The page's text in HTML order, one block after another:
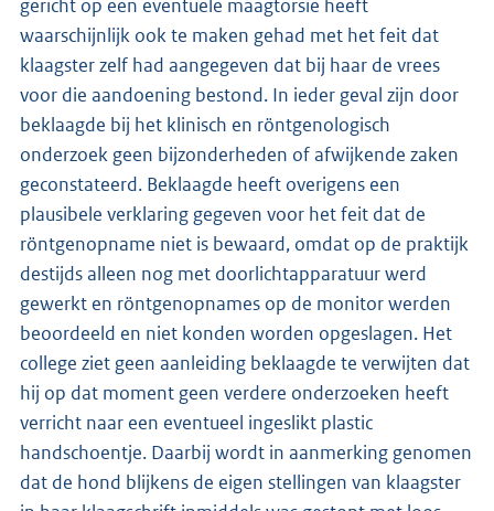
gericht op een eventuele maagtorsie heeft
waarschijnlijk ook te maken gehad met het feit dat
klaagster zelf had aangegeven dat bij haar de vrees
voor die aandoening bestond. In ieder geval zijn door
beklaagde bij het klinisch en röntgenologisch
onderzoek geen bijzonderheden of afwijkende zaken
geconstateerd. Beklaagde heeft overigens een
plausibele verklaring gegeven voor het feit dat de
röntgenopname niet is bewaard, omdat op de praktijk
destijds alleen nog met doorlichtapparatuur werd
gewerkt en röntgenopnames op de monitor werden
beoordeeld en niet konden worden opgeslagen. Het
college ziet geen aanleiding beklaagde te verwijten dat
hij op dat moment geen verdere onderzoeken heeft
verricht naar een eventueel ingeslikt plastic
handschoentje. Daarbij wordt in aanmerking genomen
dat de hond blijkens de eigen stellingen van klaagster